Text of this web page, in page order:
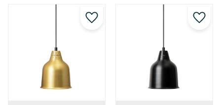
kabel och höjd som finns
kabel och höjd som finns
Lägg till i favoriter Lägg